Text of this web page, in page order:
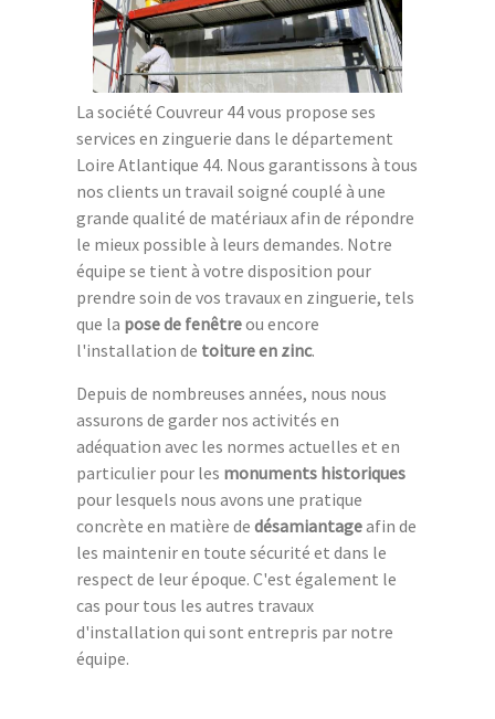
La société Couvreur 44 vous propose ses
services en zinguerie dans le département
Loire Atlantique 44. Nous garantissons à tous
nos clients un travail soigné couplé à une
grande qualité de matériaux afin de répondre
le mieux possible à leurs demandes. Notre
équipe se tient à votre disposition pour
prendre soin de vos travaux en zinguerie, tels
que la pose de fenêtreou encore
l'installation de toiture en zinc.
Depuis de nombreuses années, nous nous
assurons de garder nos activités en
adéquation avec les normes actuelles et en
particulier pour les monuments historiques
pour lesquels nous avons une pratique
concrète en matière de désamiantageafin de
les maintenir en toute sécurité et dans le
respect de leur époque. C'est également le
cas pour tous les autres travaux
d'installation qui sont entrepris par notre
équipe.